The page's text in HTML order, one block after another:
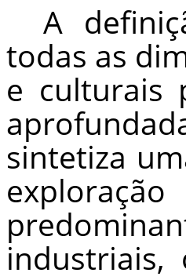
A
todas as
e culturais
sintetiza
industriais,